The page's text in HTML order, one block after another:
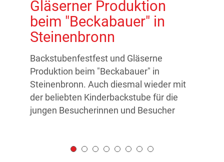
Gläserner Produktion
beim "Beckabauer" in
Steinenbronn
Backstubenfestfest und Gläserne
Produktion beim "Beckabauer" in
Steinenbronn. Auch diesmal wieder mit
der beliebten Kinderbackstube für die
jungen Besucherinnen und Besucher